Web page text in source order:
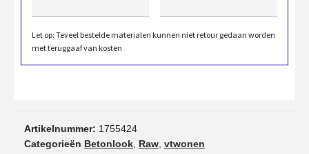
Let op: Teveel bestelde materialen kunnen niet retour gedaan worden
met teruggaaf van kosten
Artikelnummer: 1755424
Categorieën Betonlook, Raw, vtwonen